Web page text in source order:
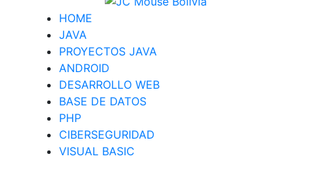
HOME
JAVA
PROYECTOS JAVA
ANDROID
DESARROLLO WEB
BASE DE DATOS
PHP
CIBERSEGURIDAD
VISUAL BASIC